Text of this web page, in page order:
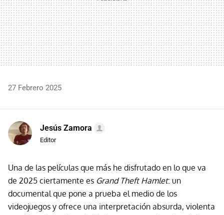
27 Febrero 2025
Jesús Zamora
Editor
Una de las películas que más he disfrutado en lo que va
de 2025 ciertamente es Grand Theft Hamlet: un
documental que pone a prueba el medio de los
videojuegos y ofrece una interpretación absurda, violenta